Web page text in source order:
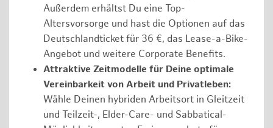
Außerdem erhältst Du eine Top-
Altersvorsorge und hast die Optionen auf das
Deutschlandticket für 36 €, das Lease-a-Bike-
Angebot und weitere Corporate Benefits.
Attraktive Zeitmodelle für Deine optimale
Vereinbarkeit von Arbeit und Privatleben:
Wähle Deinen hybriden Arbeitsort in Gleitzeit
und Teilzeit-, Elder-Care- und Sabbatical-